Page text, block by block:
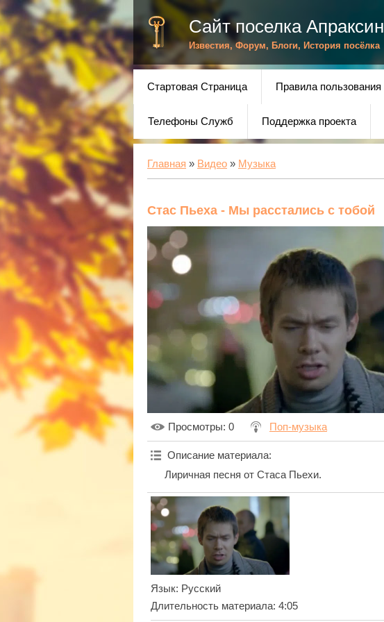
Сайт поселка Апраксин
Известия, Форум, Блоги, История посёлка
Стартовая Страница Правила пользования
Телефоны Служб Поддержка проекта
Главная » Видео » Музыка
Стас Пьеха - Мы расстались с тобой
Просмотры: 0 Поп-музыка
Описание материала:
Лиричная песня от Стаса Пьехи.
Язык: Русский
Длительность материала: 4:05